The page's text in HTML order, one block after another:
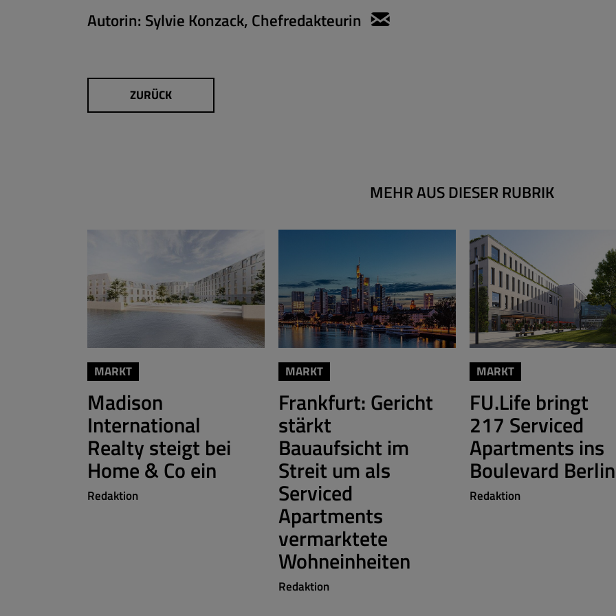
Autorin: Sylvie Konzack, Chefredakteurin
ZURÜCK
MEHR AUS DIESER RUBRIK
MARKT
Madison
International
Realty steigt bei
Home & Co ein
Redaktion
MARKT
Frankfurt: Gericht
stärkt
Bauaufsicht im
Streit um als
Serviced
Apartments
vermarktete
Wohneinheiten
Redaktion
MARKT
FU.Life bringt
217 Serviced
Apartments ins
Boulevard Berlin
Redaktion